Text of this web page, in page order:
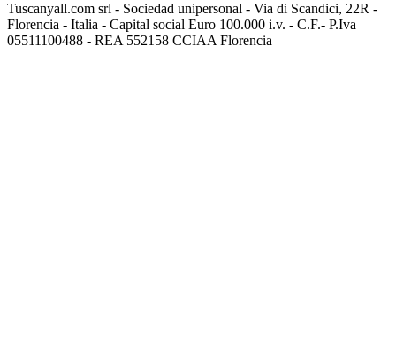
Tuscanyall.com srl - Sociedad unipersonal - Via di Scandici, 22R -
Florencia - Italia - Capital social Euro 100.000 i.v. - C.F.- P.Iva
05511100488 - REA 552158 CCIAA Florencia